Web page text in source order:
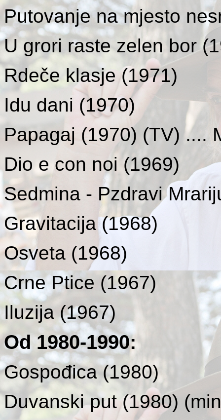
Putovanje na mjesto
U grori raste zelen bor
Rdeče klasje (1971)
Idu dani (1970)
Papagaj (1970) (TV) ....
Dio e con noi (1969)
Sedmina - Pzdravi
Gravitacija(1968)
Osveta (1968)
Crne Ptice (1967)
Iluzija (1967)
Od 1980-1990:
Gospođica (1980)
Duvanski put (1980)